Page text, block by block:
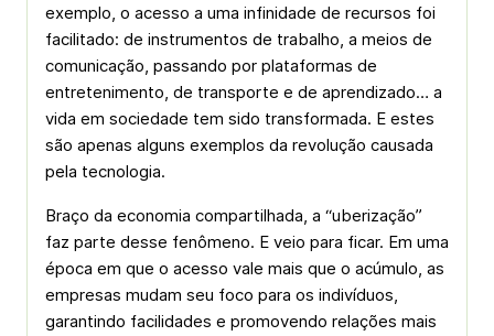
exemplo, o acesso a uma infinidade de recursos foi
facilitado: de instrumentos de trabalho, a meios de
comunicação, passando por plataformas de
entretenimento, de transporte e de aprendizado… a
vida em sociedade tem sido transformada. E estes
são apenas alguns exemplos da revolução causada
pela tecnologia.
Braço da economia compartilhada, a “uberização”
faz parte desse fenômeno. E veio para ficar. Em uma
época em que o acesso vale mais que o acúmulo, as
empresas mudam seu foco para os indivíduos,
garantindo facilidades e promovendo relações mais